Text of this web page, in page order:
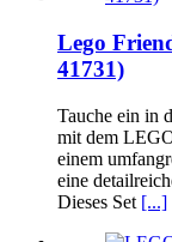
Lego
41731)
Tauche ein in
mit dem
einem
eine
Dieses Set [...]